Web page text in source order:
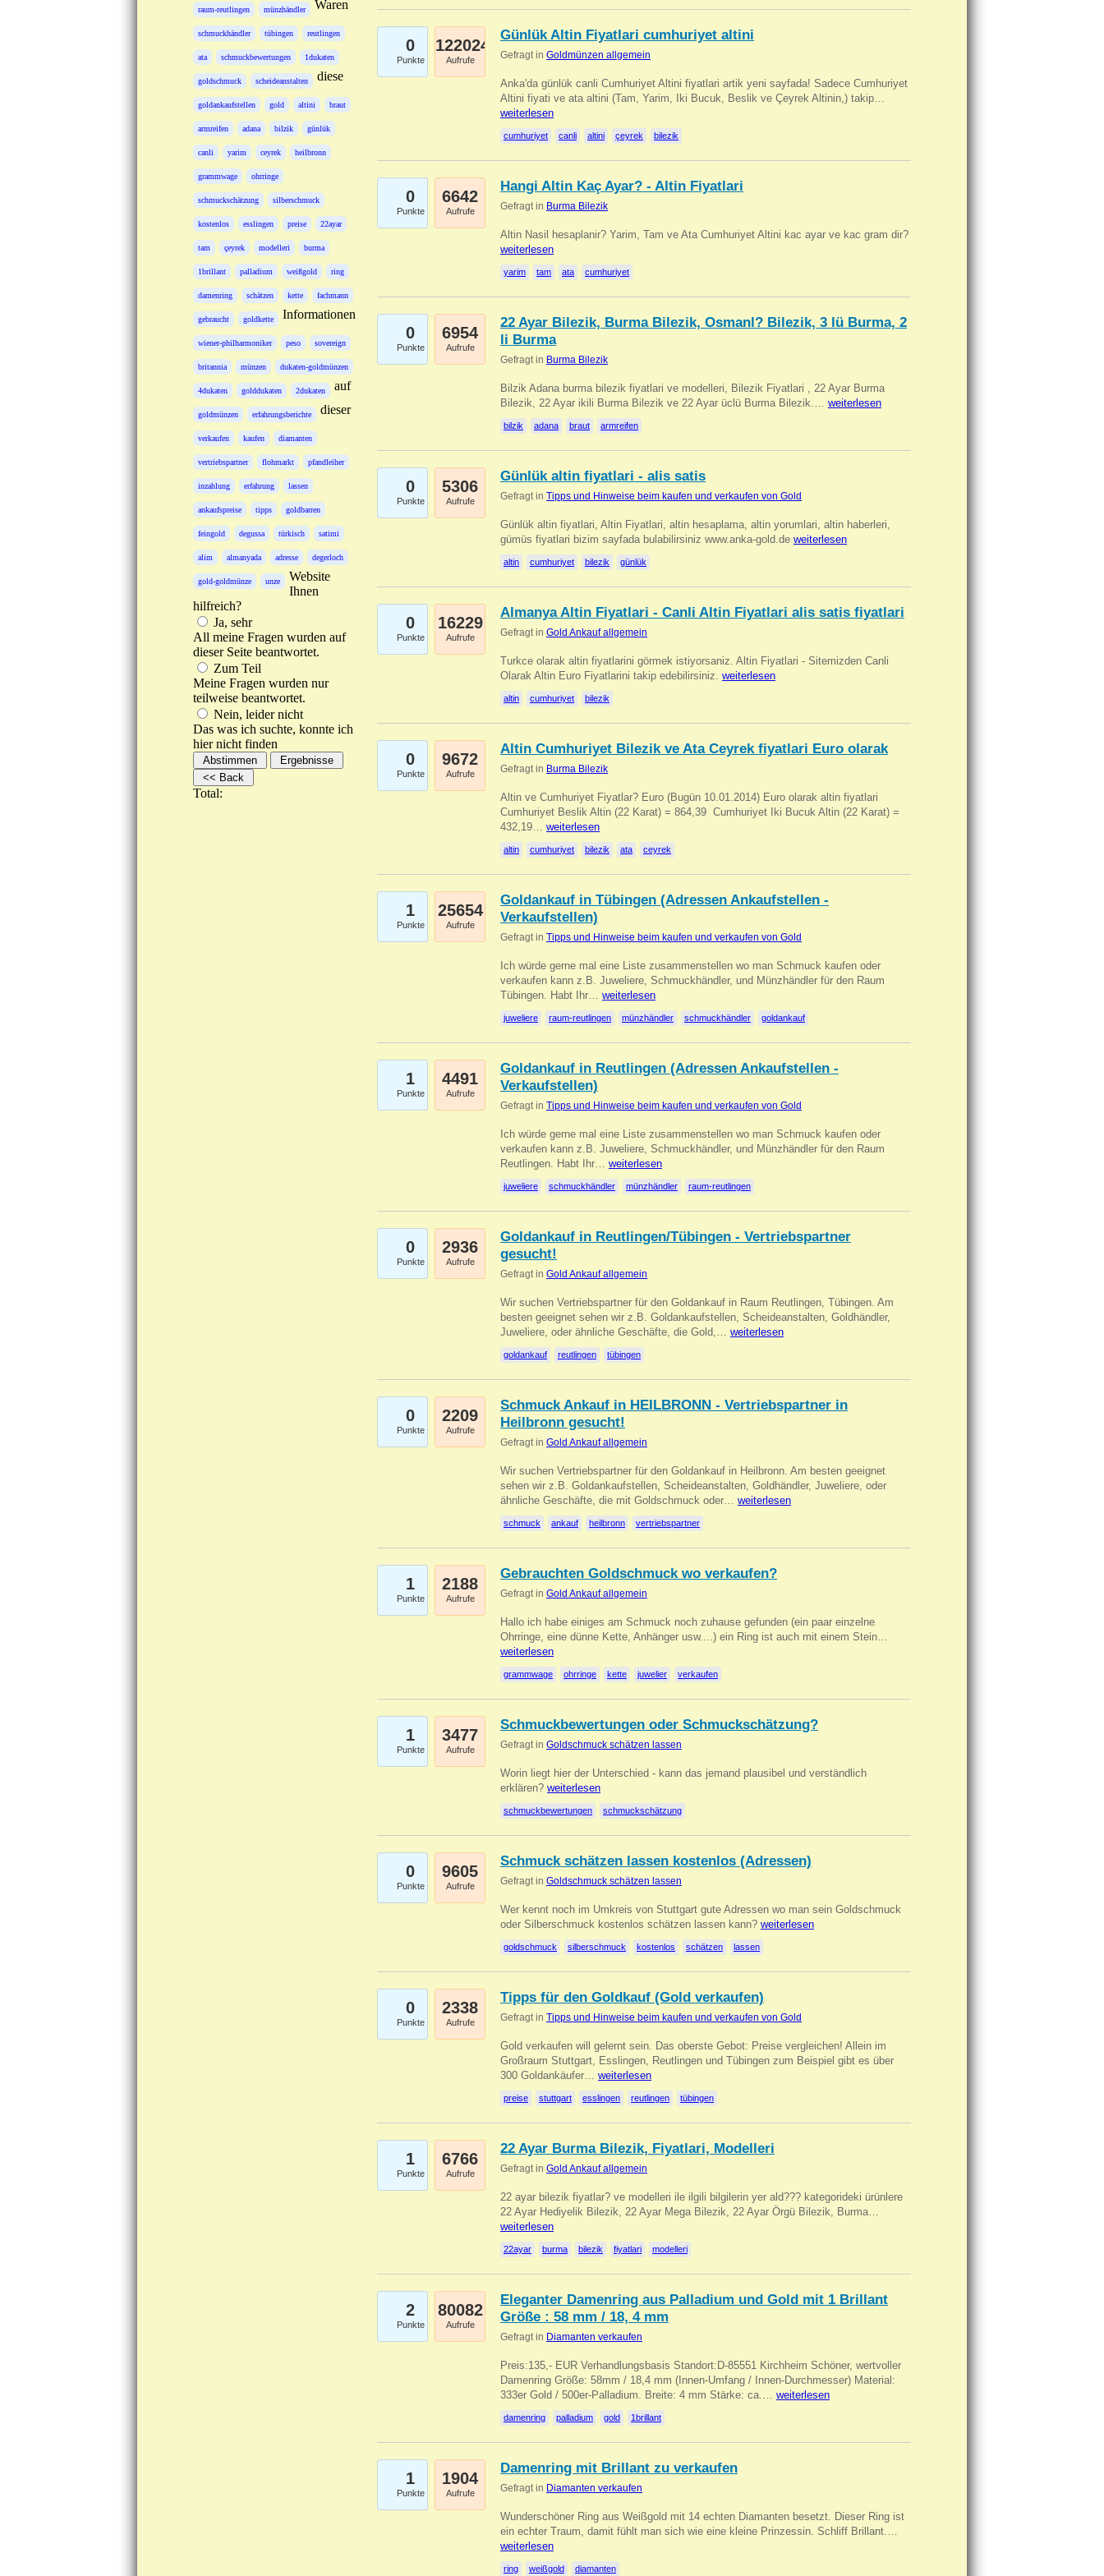
raum-reutlingen münzhändler
schmuckhändler tübingen reutlingen
ata schmuckbewertungen 1dukaten
goldschmuck scheideanstalten
goldankaufstellen gold altini braut
armreifen adana bilzik günlük
canli yarim ceyrek heilbronn
grammwage ohrringe
schmuckschätzung silberschmuck
kostenlos esslingen preise 22ayar
tam çeyrek modelleri burma
1brillant palladium weißgold ring
damenring schätzen kette fachmann
gebraucht goldkette
wiener-philharmoniker peso sovereign
britannia münzen dukaten-goldmünzen
4dukaten golddukaten 2dukaten
goldmünzen erfahrungsberichte
verkaufen kaufen diamanten
vertriebspartner flohmarkt pfandleiher
inzahlung erfahrung lassen
ankaufspreise tipps goldbarren
feingold degussa türkisch satimi
alim almanyada adresse degerloch
gold-goldmünze unze
Waren
diese
Informationen
auf
dieser
Website
Ihnen
hilfreich?
Ja, sehr
All meine Fragen wurden auf
dieser Seite beantwortet.
Zum Teil
Meine Fragen wurden nur
teilweise beantwortet.
Nein, leider nicht
Das was ich suchte, konnte ich
hier nicht finden
Total:
0
Punkte
122024
Aufrufe
Günlük Altin Fiyatlari cumhuriyet altini
Gefragt in Goldmünzen allgemein
Anka'da günlük canli Cumhuriyet Altini fiyatlari artik yeni sayfada! Sadece Cumhuriyet
Altini fiyati ve ata altini (Tam, Yarim, Iki Bucuk, Beslik ve Çeyrek Altinin,) takip…
weiterlesen
cumhuriyet canli altini çeyrek bilezik
0
Punkte
6642
Aufrufe
Hangi Altin Kaç Ayar? - Altin Fiyatlari
Gefragt in Burma Bilezik
Altin Nasil hesaplanir? Yarim, Tam ve Ata Cumhuriyet Altini kac ayar ve kac gram dir?
weiterlesen
yarim tam ata cumhuriyet
0
Punkte
6954
Aufrufe
22 Ayar Bilezik, Burma Bilezik, Osmanl? Bilezik, 3 lü Burma, 2
li Burma
Gefragt in Burma Bilezik
Bilzik Adana burma bilezik fiyatlari ve modelleri, Bilezik Fiyatlari , 22 Ayar Burma
Bilezik, 22 Ayar ikili Burma Bilezik ve 22 Ayar üclü Burma Bilezik.… weiterlesen
bilzik adana braut armreifen
0
Punkte
5306
Aufrufe
Günlük altin fiyatlari - alis satis
Gefragt in Tipps und Hinweise beim kaufen und verkaufen von Gold
Günlük altin fiyatlari, Altin Fiyatlari, altin hesaplama, altin yorumlari, altin haberleri,
gümüs fiyatlari bizim sayfada bulabilirsiniz www.anka-gold.de weiterlesen
altin cumhuriyet bilezik günlük
0
Punkte
16229
Aufrufe
Almanya Altin Fiyatlari - Canli Altin Fiyatlari alis satis fiyatlari
Gefragt in Gold Ankauf allgemein
Turkce olarak altin fiyatlarini görmek istiyorsaniz. Altin Fiyatlari - Sitemizden Canli
Olarak Altin Euro Fiyatlarini takip edebilirsiniz. weiterlesen
altin cumhuriyet bilezik
0
Punkte
9672
Aufrufe
Altin Cumhuriyet Bilezik ve Ata Ceyrek fiyatlari Euro olarak
Gefragt in Burma Bilezik
Altin ve Cumhuriyet Fiyatlar? Euro (Bugün 10.01.2014) Euro olarak altin fiyatlari
Cumhuriyet Beslik Altin (22 Karat) = 864,39  Cumhuriyet Iki Bucuk Altin (22 Karat) =
432,19… weiterlesen
altin cumhuriyet bilezik ata ceyrek
1
Punkte
25654
Aufrufe
Goldankauf in Tübingen (Adressen Ankaufstellen -
Verkaufstellen)
Gefragt in Tipps und Hinweise beim kaufen und verkaufen von Gold
Ich würde gerne mal eine Liste zusammenstellen wo man Schmuck kaufen oder
verkaufen kann z.B. Juweliere, Schmuckhändler, und Münzhändler für den Raum
Tübingen. Habt Ihr… weiterlesen
juweliere raum-reutlingen münzhändler schmuckhändler goldankauf
1
Punkte
4491
Aufrufe
Goldankauf in Reutlingen (Adressen Ankaufstellen -
Verkaufstellen)
Gefragt in Tipps und Hinweise beim kaufen und verkaufen von Gold
Ich würde gerne mal eine Liste zusammenstellen wo man Schmuck kaufen oder
verkaufen kann z.B. Juweliere, Schmuckhändler, und Münzhändler für den Raum
Reutlingen. Habt Ihr… weiterlesen
juweliere schmuckhändler münzhändler raum-reutlingen
0
Punkte
2936
Aufrufe
Goldankauf in Reutlingen/Tübingen - Vertriebspartner
gesucht!
Gefragt in Gold Ankauf allgemein
Wir suchen Vertriebspartner für den Goldankauf in Raum Reutlingen, Tübingen. Am
besten geeignet sehen wir z.B. Goldankaufstellen, Scheideanstalten, Goldhändler,
Juweliere, oder ähnliche Geschäfte, die Gold,… weiterlesen
goldankauf reutlingen tübingen
0
Punkte
2209
Aufrufe
Schmuck Ankauf in HEILBRONN - Vertriebspartner in
Heilbronn gesucht!
Gefragt in Gold Ankauf allgemein
Wir suchen Vertriebspartner für den Goldankauf in Heilbronn. Am besten geeignet
sehen wir z.B. Goldankaufstellen, Scheideanstalten, Goldhändler, Juweliere, oder
ähnliche Geschäfte, die mit Goldschmuck oder… weiterlesen
schmuck ankauf heilbronn vertriebspartner
1
Punkte
2188
Aufrufe
Gebrauchten Goldschmuck wo verkaufen?
Gefragt in Gold Ankauf allgemein
Hallo ich habe einiges am Schmuck noch zuhause gefunden (ein paar einzelne
Ohrringe, eine dünne Kette, Anhänger usw....) ein Ring ist auch mit einem Stein…
weiterlesen
grammwage ohrringe kette juwelier verkaufen
1
Punkte
3477
Aufrufe
Schmuckbewertungen oder Schmuckschätzung?
Gefragt in Goldschmuck schätzen lassen
Worin liegt hier der Unterschied - kann das jemand plausibel und verständlich
erklären? weiterlesen
schmuckbewertungen schmuckschätzung
0
Punkte
9605
Aufrufe
Schmuck schätzen lassen kostenlos (Adressen)
Gefragt in Goldschmuck schätzen lassen
Wer kennt noch im Umkreis von Stuttgart gute Adressen wo man sein Goldschmuck
oder Silberschmuck kostenlos schätzen lassen kann? weiterlesen
goldschmuck silberschmuck kostenlos schätzen lassen
0
Punkte
2338
Aufrufe
Tipps für den Goldkauf (Gold verkaufen)
Gefragt in Tipps und Hinweise beim kaufen und verkaufen von Gold
Gold verkaufen will gelernt sein. Das oberste Gebot: Preise vergleichen! Allein im
Großraum Stuttgart, Esslingen, Reutlingen und Tübingen zum Beispiel gibt es über
300 Goldankäufer… weiterlesen
preise stuttgart esslingen reutlingen tübingen
1
Punkte
6766
Aufrufe
22 Ayar Burma Bilezik, Fiyatlari, Modelleri
Gefragt in Gold Ankauf allgemein
22 ayar bilezik fiyatlar? ve modelleri ile ilgili bilgilerin yer ald??? kategorideki ürünlere
22 Ayar Hediyelik Bilezik, 22 Ayar Mega Bilezik, 22 Ayar Örgü Bilezik, Burma…
weiterlesen
22ayar burma bilezik fiyatlari modelleri
2
Punkte
80082
Aufrufe
Eleganter Damenring aus Palladium und Gold mit 1 Brillant
Größe : 58 mm / 18, 4 mm
Gefragt in Diamanten verkaufen
Preis:135,- EUR Verhandlungsbasis Standort:D-85551 Kirchheim Schöner, wertvoller
Damenring Größe: 58mm / 18,4 mm (Innen-Umfang / Innen-Durchmesser) Material:
333er Gold / 500er-Palladium. Breite: 4 mm Stärke: ca.… weiterlesen
damenring palladium gold 1brillant
1
Punkte
1904
Aufrufe
Damenring mit Brillant zu verkaufen
Gefragt in Diamanten verkaufen
Wunderschöner Ring aus Weißgold mit 14 echten Diamanten besetzt. Dieser Ring ist
ein echter Traum, damit fühlt man sich wie eine kleine Prinzessin. Schliff Brillant.…
weiterlesen
ring weißgold diamanten